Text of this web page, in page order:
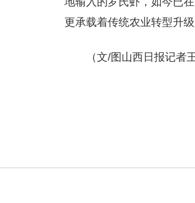
更承载着传统农业转型升
（文/图山西日报记者